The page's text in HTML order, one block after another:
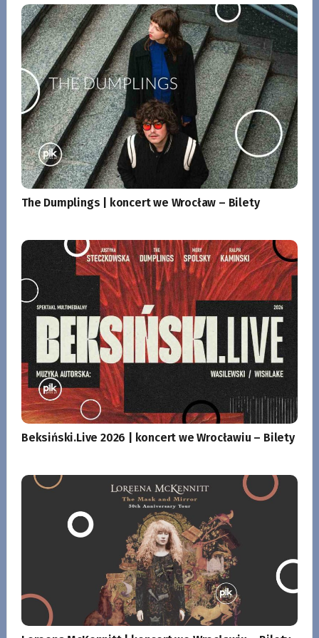
The Dumplings | koncert we Wrocław – Bilety
Beksiński.Live 2026 | koncert we Wrocławiu – Bilety